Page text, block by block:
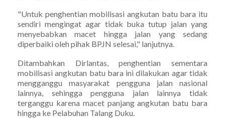
"Untuk penghentian mobilisasi angkutan batu bara itu
sendiri mengingat agar tidak buka tutup jalan yang
menyebabkan macet hingga jalan yang sedang
diperbaiki oleh pihak BPJN selesai," lanjutnya.
Ditambahkan Dirlantas, penghentian sementara
mobilisasi angkutan batu bara ini dilakukan agar tidak
mengganggu masyarakat pengguna jalan nasional
lainnya, sehingga pengguna jalan lainnya tidak
terganggu karena macet panjang angkutan batu bara
hingga ke Pelabuhan Talang Duku.